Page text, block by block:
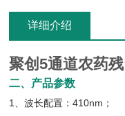
详细介绍
聚创5通道农药
二、产品参数
1、波长配置：410nm；